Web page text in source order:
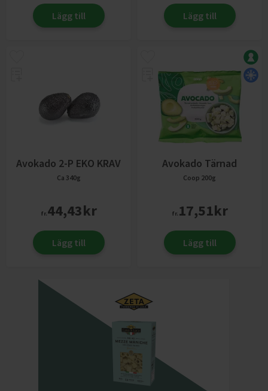
Lägg till Lägg till
Avokado 2-P EKO KRAV
Ca 340g
fr.44,43kr
Lägg till
Avokado Tärnad
Coop 200g
fr. 17,51kr
Lägg till